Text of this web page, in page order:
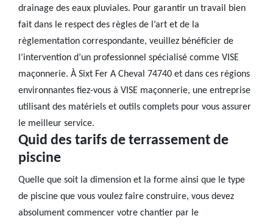
drainage des eaux pluviales. Pour garantir un travail bien
fait dans le respect des règles de l’art et de la
règlementation correspondante, veuillez bénéficier de
l’intervention d’un professionnel spécialisé comme VISE
maçonnerie. À Sixt Fer A Cheval 74740 et dans ces régions
environnantes fiez-vous à VISE maçonnerie, une entreprise
utilisant des matériels et outils complets pour vous assurer
le meilleur service.
Quid des tarifs de terrassement de
piscine
Quelle que soit la dimension et la forme ainsi que le type
de piscine que vous voulez faire construire, vous devez
absolument commencer votre chantier par le